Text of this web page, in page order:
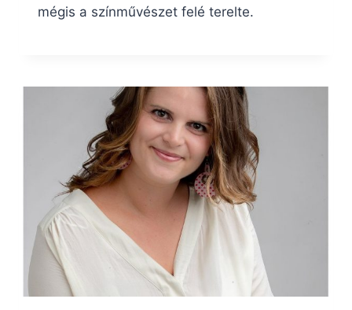
mégis a színművészet felé terelte.